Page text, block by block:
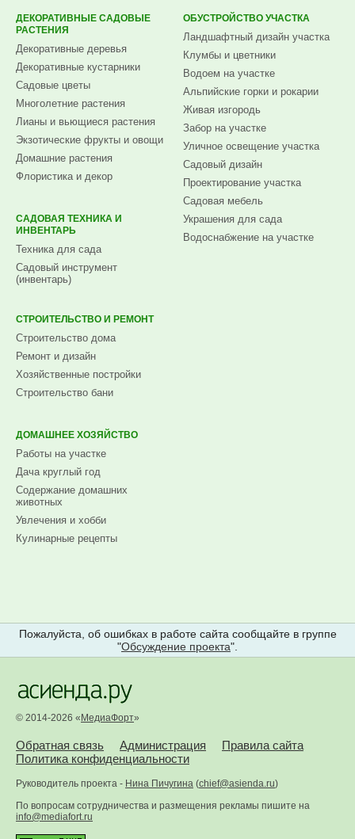
ДЕКОРАТИВНЫЕ САДОВЫЕ
РАСТЕНИЯ
Декоративные деревья
Декоративные кустарники
Садовые цветы
Многолетние растения
Лианы и вьющиеся растения
Экзотические фрукты и овощи
Домашние растения
Флористика и декор
САДОВАЯ ТЕХНИКА И
ИНВЕНТАРЬ
Техника для сада
Садовый инструмент
(инвентарь)
ОБУСТРОЙСТВО УЧАСТКА
Ландшафтный дизайн участка
Клумбы и цветники
Водоем на участке
Альпийские горки и рокарии
Живая изгородь
Забор на участке
Уличное освещение участка
Садовый дизайн
Проектирование участка
Садовая мебель
Украшения для сада
Водоснабжение на участке
СТРОИТЕЛЬСТВО И РЕМОНТ
Строительство дома
Ремонт и дизайн
Хозяйственные постройки
Строительство бани
ДОМАШНЕЕ ХОЗЯЙСТВО
Работы на участке
Дача круглый год
Содержание домашних
животных
Увлечения и хобби
Кулинарные рецепты
Пожалуйста, об ошибках в работе сайта сообщайте в группе
"Обсуждение проекта".
© 2014-2026 « МедиаФорт»
Обратная связь Администрация
Правила сайта
Политика конфиденциальности
Руководитель проекта - Нина Пичугина (chief@asienda.ru)
По вопросам сотрудничества и размещения рекламы пишите на
info@mediafort.ru